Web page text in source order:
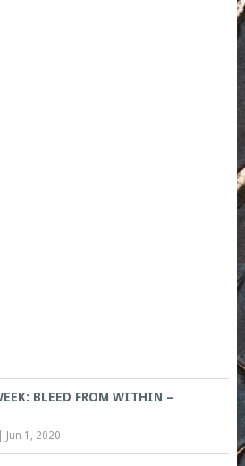
BLEED FROM WITHIN –
Jun 1, 2020